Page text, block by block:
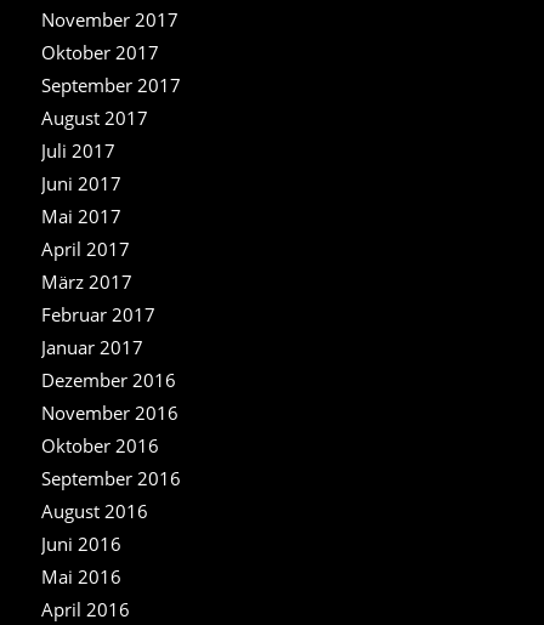
November 2017
Oktober 2017
September 2017
August 2017
Juli 2017
Juni 2017
Mai 2017
April 2017
März 2017
Februar 2017
Januar 2017
Dezember 2016
November 2016
Oktober 2016
September 2016
August 2016
Juni 2016
Mai 2016
April 2016